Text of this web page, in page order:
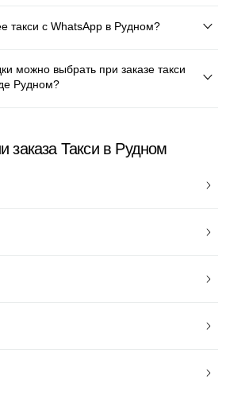
такси с WhatsApp в Рудном?
можно выбрать при заказе такси
Рудном?
заказа Такси в Рудном